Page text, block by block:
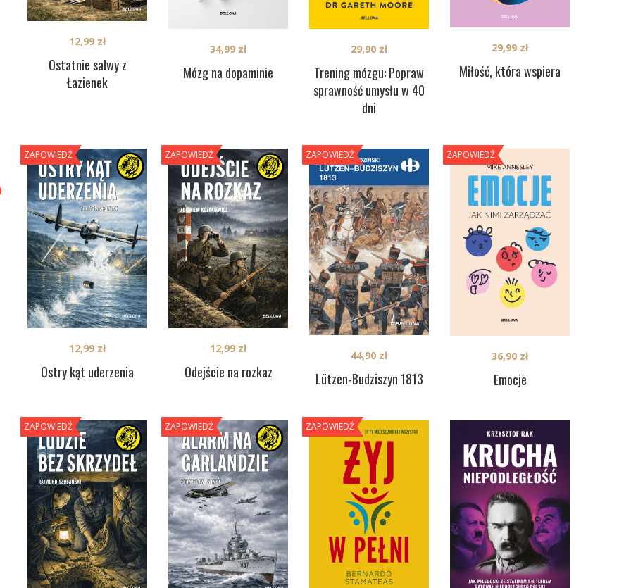
Ostatnie salwy z
Łazienek
12,99 zł
Mózg na dopaminie
34,99 zł
Trening mózgu: Popraw
sprawność umysłu w 40
dni
29,90 zł
Miłość, która wspiera
29,99 zł
ZAPOWIEDŹ
Ostry kąt uderzenia
12,99 zł
ZAPOWIEDŹ
Odejście na rozkaz
12,99 zł
ZAPOWIEDŹ
Lützen-Budziszyn 1813
44,90 zł
ZAPOWIEDŹ
Emocje
36,90 zł
ZAPOWIEDŹ ZAPOWIEDŹ ZAPOWIEDŹ